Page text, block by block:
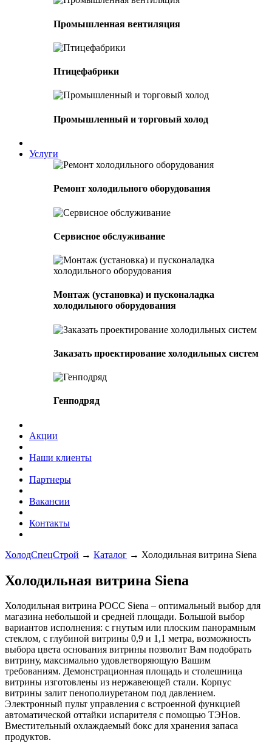
Промышленная вентиляция
Птицефабрики
Промышленный и торговый холод
Услуги
Ремонт холодильного оборудования
Сервисное обслуживание
Монтаж (установка) и пусконаладка
холодильного оборудования
Заказать проектирование холодильных систем
Генподряд
Акции
Наши клиенты
Партнеры
Вакансии
Контакты
ХолодСпецСтрой → Каталог → Холодильная витрина Siena
Холодильная витрина Siena
Холодильная витрина РОСС Siena – оптимальный выбор для
магазина небольшой и средней площади. Большой выбор
вариантов исполнения: с гнутым или плоским панорамным
стеклом, с глубиной витрины 0,9 и 1,1 метра, возможность
выбора цвета основания витрины позволит Вам подобрать
витрину, максимально удовлетворяющую Вашим
требованиям. Демонстрационная площадь и столешница
витрины изготовлены из нержавеющей стали. Корпус
витрины залит пенополиуретаном под давлением.
Электронный пульт управления с встроенной функцией
автоматической оттайки испарителя с помощью ТЭНов.
Вместительный охлаждаемый бокс для хранения запаса
продуктов.